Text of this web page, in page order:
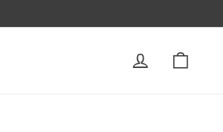
ACCOUNT